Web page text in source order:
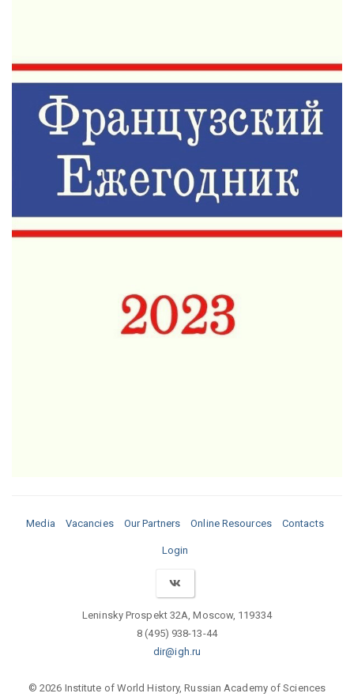
Media Vacancies Our Partners Online Resources Contacts
Login
Leninsky Prospekt 32A, Moscow, 119334
8 (495) 938-13-44
dir@igh.ru
© 2026 Institute of World History, Russian Academy of Sciences